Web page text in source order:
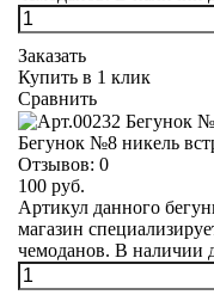
Заказать
Купить в 1 клик
Сравнить
Бегунок №8 никель
Отзывов: 0
100 руб.
Артикул данного
магазин
чемоданов. В наличии